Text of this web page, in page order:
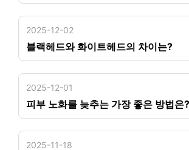
2025-12-02
블랙헤드와 화이트헤드의 차이는?
2025-12-01
피부 노화를 늦추는 가장 좋은 방법은?
2025-11-18